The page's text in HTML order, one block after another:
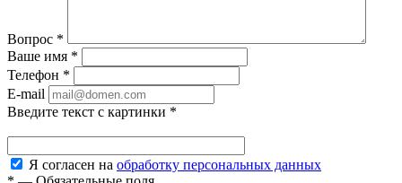
Вопрос *
Ваше имя *
Телефон *
E-mail
Введите текст с картинки *
Я согласен на обработку персональных данных